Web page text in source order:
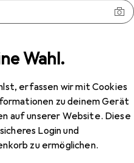
Wahl.
erfassen wir mit Cookies
zu deinem Gerät
auf unserer Website. Diese
Login und
zu ermöglichen.
K&F 82mm 82 mm
Filter K&F Filter
Black Mist 1/4 K&F 82mm